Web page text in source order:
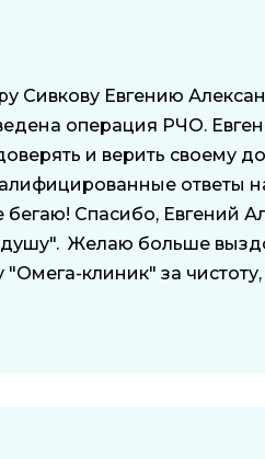
Сивкову Евгению
операция РЧО.
и верить своему
ответы
Спасибо, Евгений
душу". Желаю больше
клиник" за чистоту,